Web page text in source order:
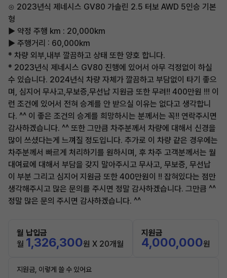
⊙ 2023년식 제네시스 GV80 가솔린 2.5 터보 AWD 5인승 기본
형
▶ 약정 주행 km : 20,000km
▶ 주행거리 : 60,000km
* 차량 외부,내부 깔끔하고 상태 또한 양호 합니다.
* 2023년식 제네시스 GV80 진행에 있어서 아무 걱정없이 하실
수 있습니다. 2024년식 차량 자체가 깔끔하고 부담없이 타기 좋으
며, 심지어 무사고,무보증,무선납 지원금 또한 무려!! 400만원 !!! 이
런 조건에 있어서 전혀 승계를 안 받으실 이유는 없다고 생각합니
다. ^^ 이 좋은 조건의 승계를 희망하시는 분께서는 꼭!! 연락주시면
감사하겠습니다. ^^ 또한 그만큼 차주분께서 차량에 대해서 신경을
많이 쓰셨다는게 느껴질 정도입니다. 추가로 이 차량 같은 경우에는
차주분께서 빠르게 처리하기를 원하시며, 후 차주 고객분께서는 월
대여료에 대해서 부담을 갖지 말아주시고 무사고, 무보증, 무선납
이 부분 그리고 심지어 지원금 또한 400만원이 !! 잡혀있다는 점만
생각해주시고 많은 문의를 주시면 정말 감사하겠습니다. 그만큼 ^^
정말 많은 문의 주시면 감사하겠습니다. ^^
월 납입금
월 1,326,300원 X 20개월
지원금
4,000,000원
지원금, 이렇게 쓸 수 있어요